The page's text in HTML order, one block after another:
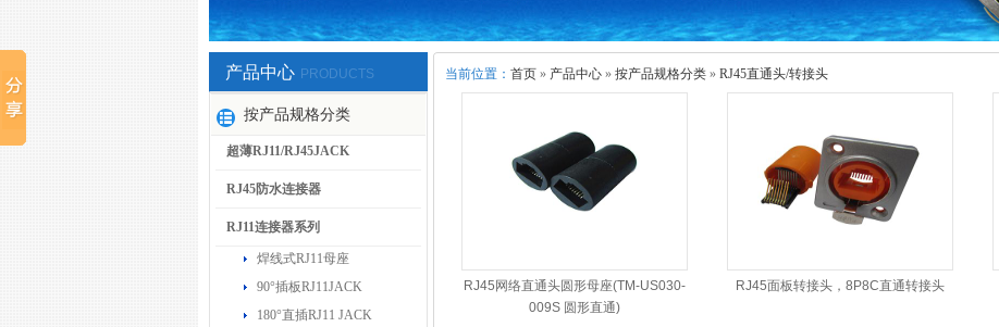
产品中心 PRODUCTS
按产品规格分类
超薄RJ11/RJ45JACK
RJ45防水连接器
RJ11连接器系列
焊线式RJ11母座
90°插板RJ11JACK
180°直插RJ11 JACK
当前位置： 首页 » 产品中心 » 按产品规格分类 » RJ45直通头/转接头
RJ45网络直通头圆形母座(TM-US030-
009S 圆形直通)
RJ45面板转接头，8P8C直通转接头